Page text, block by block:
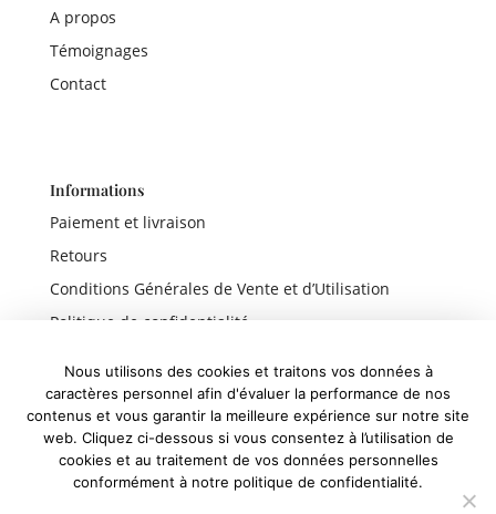
A propos
Témoignages
Contact
Informations
Paiement et livraison
Retours
Conditions Générales de Vente et d’Utilisation
Politique de confidentialité
Liens rapides
Boutique
Nous utilisons des cookies et traitons vos données à
caractères personnel afin d'évaluer la performance de nos
contenus et vous garantir la meilleure expérience sur notre site
web. Cliquez ci-dessous si vous consentez à l’utilisation de
cookies et au traitement de vos données personnelles
conformément à notre politique de confidentialité.